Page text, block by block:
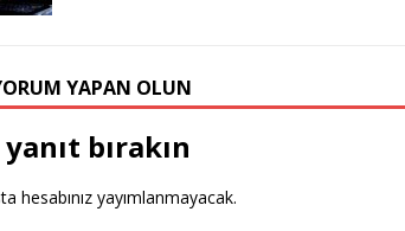
YAPAN OLUN
bırakın
hesabınız yayımlanmayacak.